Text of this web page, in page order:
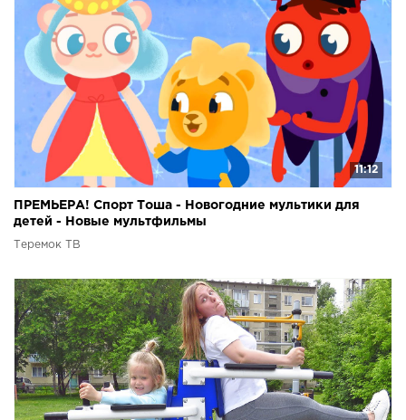
11:12
ПРЕМЬЕРА! Спорт Тоша - Новогодние мультики для
детей - Новые мультфильмы
Теремок ТВ